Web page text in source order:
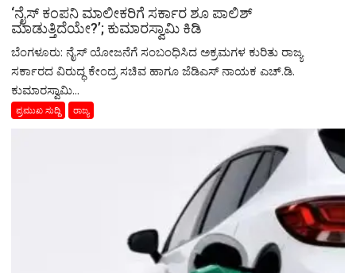
‘ನೈಸ್ ಕಂಪನಿ ಮಾಲೀಕರಿಗೆ ಸರ್ಕಾರ ಶೂ ಪಾಲಿಶ್
ಮಾಡುತ್ತಿದೆಯೇ?’; ಕುಮಾರಸ್ವಾಮಿ ಕಿಡಿ
ಬೆಂಗಳೂರು: ನೈಸ್ ಯೋಜನೆಗೆ ಸಂಬಂಧಿಸಿದ ಅಕ್ರಮಗಳ ಕುರಿತು ರಾಜ್ಯ
ಸರ್ಕಾರದ ವಿರುದ್ಧ ಕೇಂದ್ರ ಸಚಿವ ಹಾಗೂ ಜೆಡಿಎಸ್ ನಾಯಕ ಎಚ್.ಡಿ.
ಕುಮಾರಸ್ವಾಮಿ...
ಪ್ರಮುಖ ಸುದ್ದಿ ರಾಜ್ಯ